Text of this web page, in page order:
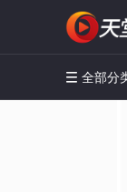
 全部分